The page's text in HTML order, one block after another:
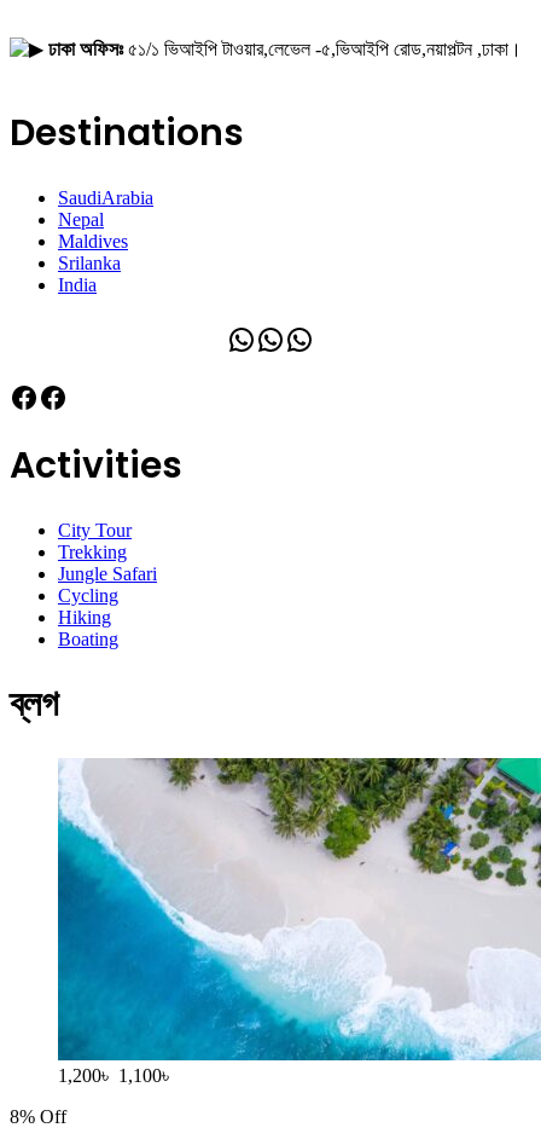
ঢাকা অফিসঃ৫১/১ ভিআইপি টাওয়ার,লেভেল -৫,ভিআইপি রোড,নয়াপল্টন ,ঢাকা।
Destinations
SaudiArabia
Nepal
Maldives
Srilanka
India
WhatsApp
WhatsApp
WhatsApp
Facebook
Facebook
Activities
City Tour
Trekking
Jungle Safari
Cycling
Hiking
Boating
ব্লগ
1,200৳ 1,100৳
8% Off